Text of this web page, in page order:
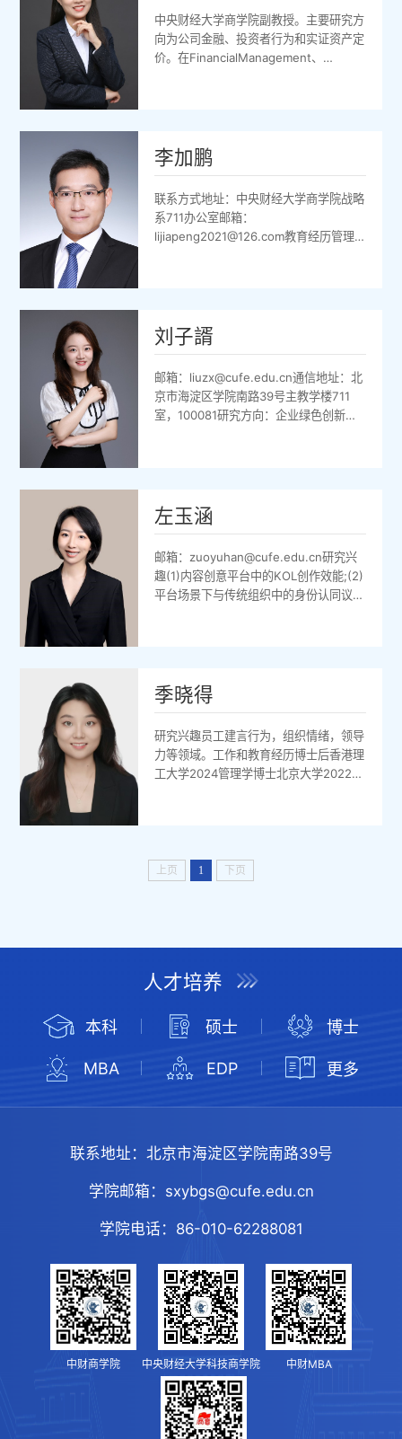
士）已发表部分期刊论文
1.DoesFeaturingPeoplewithDisabilitiesHel...
中央财经大学商学院副教授。主要研究方
向为公司金融、投资者行为和实证资产定
价。在FinancialManagement、
术奖项，主持国家自然科学基金青年项目
一项，参与国家自然科学基金面上项目两
项。邮箱：zngao@cufe.edu.cn通讯地
址:北京市海淀区学院南路39号中央财经
大学商学院（100081）个人主页：
www.zngao.com
李加鹏
联系方式地址：中央财经大学商学院战略
系711办公室邮箱：
lijiapeng2021@126.com教育经历管理
与创业、气候适应战略、印记理论期刊论
文李加鹏,薛慧丽,杨德林,张光利&胡晓.
(2025).房价波动与居民创业.管理科
学,38(01),1-12.马驰&李加鹏.(2025).管
理学研究中U型关系的构建与检验.技术...
刘子諝
邮箱：liuzx@cufe.edu.cn通信地址：北
京市海淀区学院南路39号主教学楼711
室，100081研究方向：企业绿色创新与
学院（博士学位）专业：创新创业与战略
2014.09-2018.06北京师范大学经济与
工商管理学院（学士学位）专业：工商管
理发表论文
1.ZixuLiu,JianghuaZhou,JizhenL...
左玉涵
邮箱：zuoyuhan@cufe.edu.cn研究兴
趣(1)内容创意平台中的KOL创作效能;(2)
平台场景下与传统组织中的身份认同议
学院，2018-2019研究成果：期刊论文■
左玉涵,何家慧,魏俊杰,谢小云。双边平台
型企业的算法管理：研究挑战与机遇。人
力资源管理评论，已录用。■谢小云,何
家慧,左玉...
季晓得
研究兴趣员工建言行为，组织情绪，领导
力等领域。工作和教育经历博士后香港理
工大学2024管理学博士北京大学2022管
(2023).Lead...
上页 1 下页
人才培养
本科 硕士 博士
MBA EDP 更多
联系地址： 北京市海淀区学院南路39号
学院邮箱： sxybgs@cufe.edu.cn
学院电话： 86-010-62288081
中财商学院 中央财经大学科技商学院 中财MBA